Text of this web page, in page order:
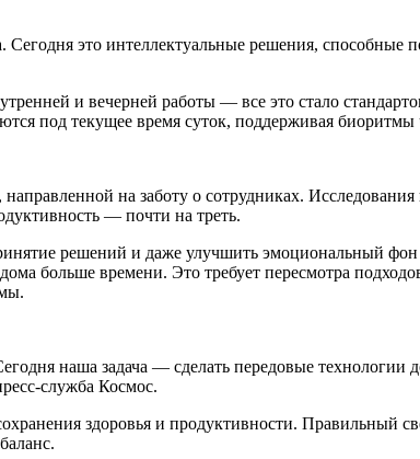
это интеллектуальные решения, способные
и вечерней работы — все это стало
под текущее время суток, поддерживая биоритмы
на заботу о сотрудниках.
— почти на треть.
решений и даже улучшить эмоциональный
больше времени. Это требует пересмотра
наша задача — сделать передовые
служба Космос.
здоровья и продуктивности. Правильный